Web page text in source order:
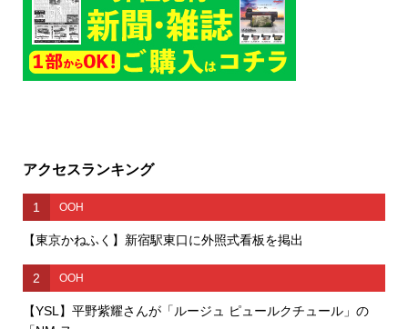
アクセスランキング
1 OOH
【東京かねふく】新宿駅東口に外照式看板を掲出
2 OOH
【YSL】平野紫耀さんが「ルージュ ピュールクチュール」の